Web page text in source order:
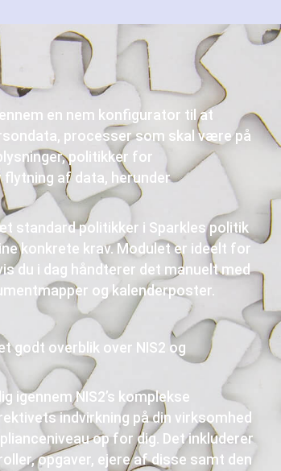
en nem konfigurator til at
processer som skal være på
politikker for
af data, herunder
standard politikker i Sparkles politik
konkrete krav. Modulet er ideelt for
du i dag håndterer det manuelt med
og kalenderposter.
godt overblik over NIS2 og
igennem NIS2’s komplekse
indvirkning på din virksomhed
op for dig. Det inkluderer
opgaver, ejere af disse samt den